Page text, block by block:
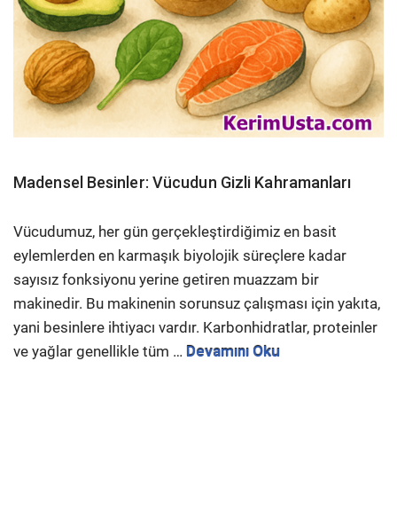
Madensel Besinler: Vücudun Gizli Kahramanları
Vücudumuz, her gün gerçekleştirdiğimiz en basit
eylemlerden en karmaşık biyolojik süreçlere kadar
sayısız fonksiyonu yerine getiren muazzam bir
makinedir. Bu makinenin sorunsuz çalışması için yakıta,
yani besinlere ihtiyacı vardır. Karbonhidratlar, proteinler
ve yağlar genellikle tüm … Devamını Oku